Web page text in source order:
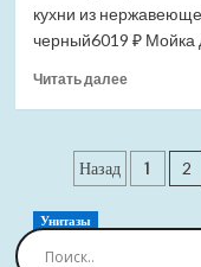
Granula
6001
(Лучшая
кухни из
черный6019 ₽ Мойка
Читать далееПрочитать
для
кухни
6001
записей
Назад 1 2
Унитазы
Сиденье для